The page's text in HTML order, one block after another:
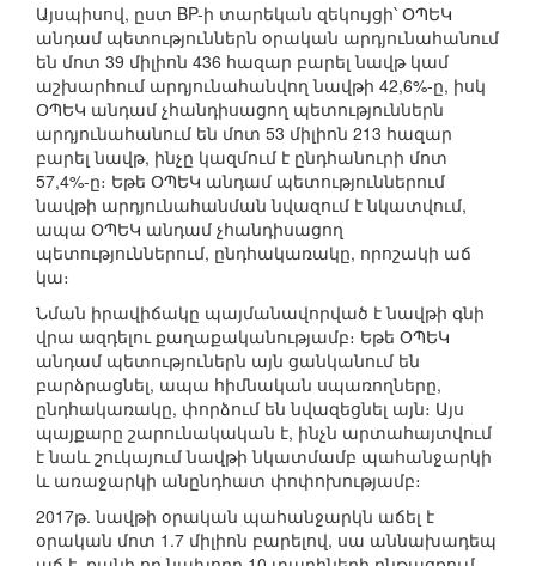
Այսպիսով, ըստ BP-ի տարեկան զեկույցի՝ ՕՊԵԿ
անդամ պետություններն օրական արդյունահանում
են մոտ 39 միլիոն 436 հազար բարել նավթ կամ
աշխարհում արդյունահանվող նավթի 42,6%-ը, իսկ
ՕՊԵԿ անդամ չհանդիսացող պետություններն
արդյունահանում են մոտ 53 միլիոն 213 հազար
բարել նավթ, ինչը կազմում է ընդհանուրի մոտ
57,4%-ը։ Եթե ՕՊԵԿ անդամ պետություններում
նավթի արդյունահանման նվազում է նկատվում,
ապա ՕՊԵԿ անդամ չհանդիսացող
պետություններում, ընդհակառակը, որոշակի աճ
կա։
Նման իրավիճակը պայմանավորված է նավթի գնի
վրա ազդելու քաղաքականությամբ։ Եթե ՕՊԵԿ
անդամ պետություներն այն ցանկանում են
բարձրացնել, ապա հիմնական սպառողները,
ընդհակառակը, փորձում են նվազեցնել այն։ Այս
պայքարը շարունակական է, ինչն արտահայտվում
է նաև շուկայում նավթի նկատմամբ պահանջարկի
և առաջարկի անընդհատ փոփոխությամբ։
2017թ. նավթի օրական պահանջարկն աճել է
օրական մոտ 1.7 միլիոն բարելով, սա աննախադեպ